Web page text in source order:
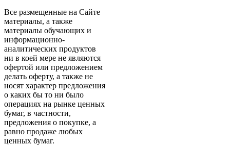
Все размещенные на Сайте
материалы, а также
материалы обучающих и
информационно-
аналитических продуктов
ни в коей мере не являются
офертой или предложением
делать оферту, а также не
носят характер предложения
о каких бы то ни было
операциях на рынке ценных
бумаг, в частности,
предложения о покупке, а
равно продаже любых
ценных бумаг.